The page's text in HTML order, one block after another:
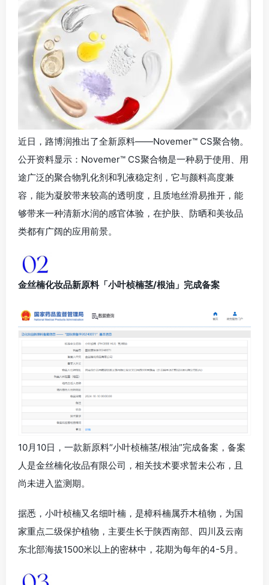
近日，路博润推出了全新原料——Novemer™ CS聚合物。
公开资料显示：Novemer™ CS聚合物是一种易于使用、用
途广泛的聚合物乳化剂和乳液稳定剂，它与颜料高度兼
容，能为凝胶带来较高的透明度，且质地丝滑易推开，能
够带来一种清新水润的感官体验，在护肤、防晒和美妆品
类都有广阔的应用前景。
金丝楠化妆品新原料「小叶桢楠茎/根油」完成备案
10月10日，一款新原料“小叶桢楠茎/根油”完成备案，备案
人是金丝楠化妆品有限公司，相关技术要求暂未公布，且
尚未进入监测期。
据悉，小叶桢楠又名细叶楠，是樟科楠属乔木植物，为国
家重点二级保护植物，主要生长于陕西南部、四川及云南
东北部海拔1500米以上的密林中，花期为每年的4-5月。